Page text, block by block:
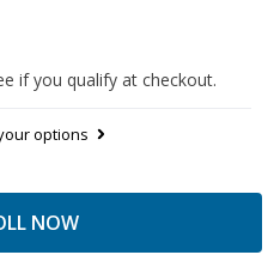
if you qualify at checkout.
options
NOW